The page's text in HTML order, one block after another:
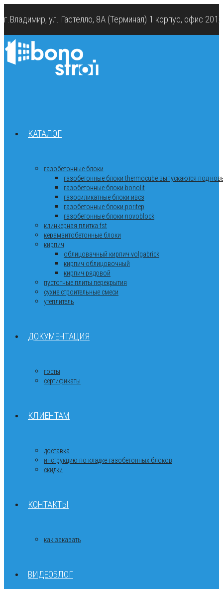
г.Владимир, ул. Гастелло, 8А (Терминал) 1 корпус, офис
КАТАЛОГ
газобетонные блоки
газобетонные блоки thermocube выпускаются под
газобетонные блоки bonolit
газосиликатные блоки ивсз
газобетонные блоки poritep
газобетонные блоки novoblock
клинкерная плитка fst
керамзитобетонные блоки
кирпич
облицовачный кирпич volgabrick
кирпич облицовочный
кирпич рядовой
пустотные плиты перекрытия
сухие строительные смеси
утеплитель
ДОКУМЕНТАЦИЯ
госты
сертификаты
КЛИЕНТАМ
доставка
инструкцию по кладке газобетонных блоков
скидки
КОНТАКТЫ
как заказать
ВИДЕОБЛОГ